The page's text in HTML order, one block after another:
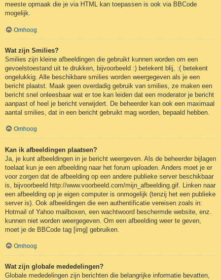
meeste opmaak die je via HTML kan toepassen is ook via BBCode
mogelijk.
Omhoog
Wat zijn Smilies?
Smilies zijn kleine afbeeldingen die gebruikt kunnen worden om een
gevoelstoestand uit te drukken, bijvoorbeeld :) betekent blij, :( betekent
ongelukkig. Alle beschikbare smilies worden weergegeven als je een
bericht plaatst. Maak geen overdadig gebruik van smilies, ze maken een
bericht snel onleesbaar wat er toe kan leiden dat een moderator je bericht
aanpast of heel je bericht verwijdert. De beheerder kan ook een maximaal
aantal smilies, dat in een bericht gebruikt mag worden, bepaald hebben.
Omhoog
Kan ik afbeeldingen plaatsen?
Ja, je kunt afbeeldingen in je bericht weergeven. Als de beheerder bijlagen
toelaat kun je een afbeelding naar het forum uploaden. Anders moet je er
voor zorgen dat de afbeelding op een andere publieke server beschikbaar
is, bijvoorbeeld http://www.voorbeeld.com/mijn_afbeelding.gif. Linken naar
een afbeelding op je eigen computer is onmogelijk (tenzij het een publieke
server is). Ook afbeeldingen die een authentificatie vereisen zoals in:
Hotmail of Yahoo mailboxen, een wachtwoord beschermde website, enz.
kunnen niet worden weergegeven. Om een afbeelding weer te geven,
moet je de BBCode tag [img] gebruiken.
Omhoog
Wat zijn globale mededelingen?
Globale mededelingen zijn berichten die belangrijke informatie bevatten,